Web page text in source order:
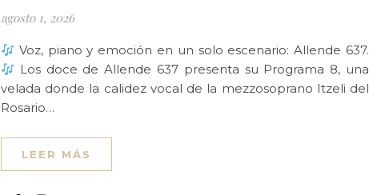
agosto 1, 2026
Voz, piano y emoción en un solo escenario: Allende 637.
Los doce de Allende 637 presenta su Programa 8, una
velada donde la calidez vocal de la mezzosoprano Itzeli del
Rosario…
LEER MÁS